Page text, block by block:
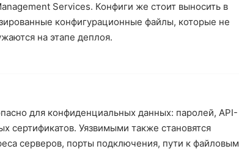
Services. Конфиги же стоит выносить в
конфигурационные файлы, которые не
на этапе деплоя.
для конфиденциальных данных: паролей, API-
сертификатов. Уязвимыми также становятся
серверов, порты подключения, пути к файловым